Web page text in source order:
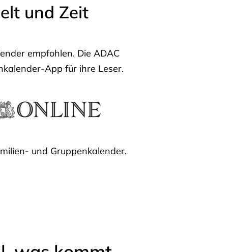
und Zeit
empfohlen. Die ADAC
App für ihre Leser.
und Gruppenkalender.